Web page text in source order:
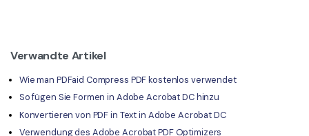
Verwandte Artikel
Wie man PDFaid Compress PDF kostenlos verwendet
So fügen Sie Formen in Adobe Acrobat DC hinzu
Konvertieren von PDF in Text in Adobe Acrobat DC
Verwendung des Adobe Acrobat PDF Optimizers